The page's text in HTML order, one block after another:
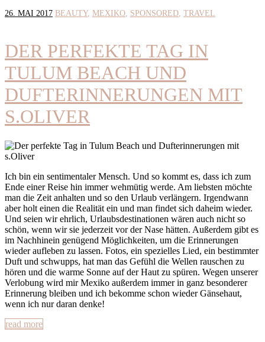
26. MAI 2017 BEAUTY MEXIKO SPONSORED TRAVEL
DER PERFEKTE TAG IN
TULUM BEACH UND
DUFTERINNERUNGEN MIT
S.OLIVER
Ich bin ein sentimentaler Mensch. Und so kommt es, dass ich zum
Ende einer Reise hin immer wehmütig werde. Am liebsten möchte
man die Zeit anhalten und so den Urlaub verlängern. Irgendwann
aber holt einen die Realität ein und man findet sich daheim wieder.
Und seien wir ehrlich, Urlaubsdestinationen wären auch nicht so
schön, wenn wir sie jederzeit vor der Nase hätten. Außerdem gibt es
im Nachhinein genügend Möglichkeiten, um die Erinnerungen
wieder aufleben zu lassen. Fotos, ein spezielles Lied, ein bestimmter
Duft und schwupps, hat man das Gefühl die Wellen rauschen zu
hören und die warme Sonne auf der Haut zu spüren. Wegen unserer
Verlobung wird mir Mexiko außerdem immer in ganz besonderer
Erinnerung bleiben und ich bekomme schon wieder Gänsehaut,
wenn ich nur daran denke!
read more